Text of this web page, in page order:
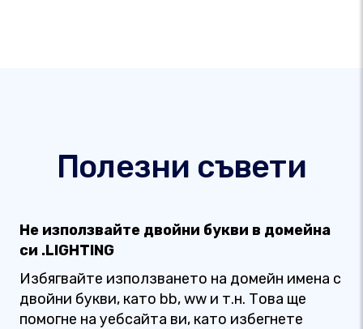
Полезни съвети
Не използвайте двойни букви в домейна
си .LIGHTING
Избягвайте използването на домейн имена с
двойни букви, като bb, ww и т.н. Това ще
помогне на уебсайта ви, като избегнете